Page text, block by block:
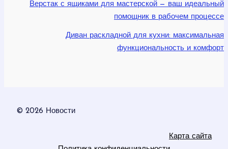
Верстак с ящиками для мастерской — ваш идеальный
помощник в рабочем процессе
Диван раскладной для кухни: максимальная
функциональность и комфорт
© 2026 Новости
Карта сайта